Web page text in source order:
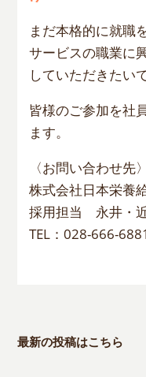
まだ本格的に就職
サービスの職業に
していただきたいで
皆様のご参加を社
ます。
〈お問い合わせ先〉
株式会社日本栄養
採用担当 永井・
TEL：028-666-6881
最新の投稿はこちら